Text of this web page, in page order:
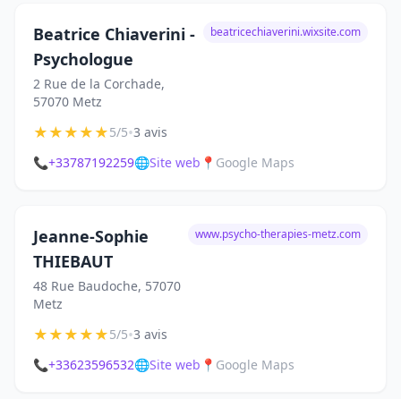
Beatrice Chiaverini -
Psychologue
2 Rue de la Corchade,
57070 Metz
beatricechiaverini.wixsite.com
★★★★★5/5•3 avis
📞+33787192259🌐Site web 📍 Google Maps
Jeanne-Sophie
THIEBAUT
48 Rue Baudoche, 57070
Metz
www.psycho-therapies-metz.com
★★★★★5/5•3 avis
📞+33623596532🌐Site web 📍 Google Maps